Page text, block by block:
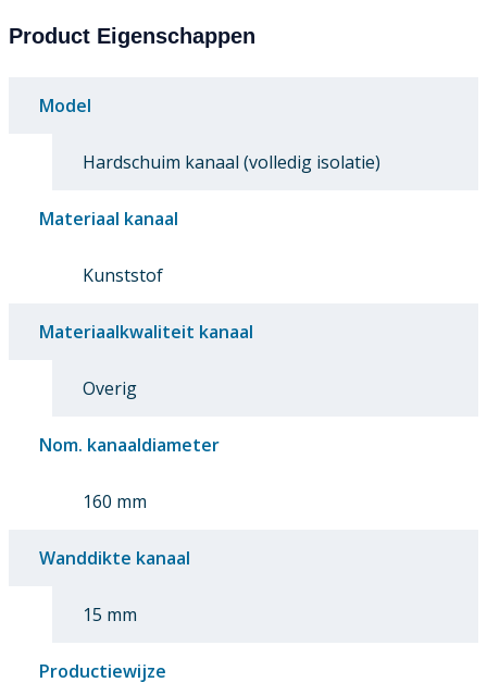
Product Eigenschappen
Model
Hardschuim kanaal (volledig isolatie)
Materiaal kanaal
Kunststof
Materiaalkwaliteit kanaal
Overig
Nom. kanaaldiameter
160 mm
Wanddikte kanaal
15 mm
Productiewijze